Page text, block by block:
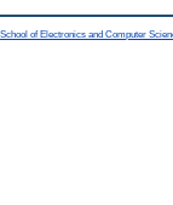
School of Electronics and Computer